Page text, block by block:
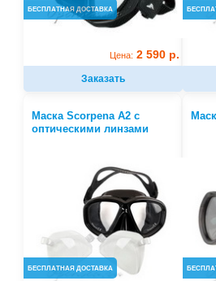
БЕСПЛАТНАЯ ДОСТАВКА
Цена: 2 590 р.
Заказать
Маска Scorpena A2 c
оптическими линзами
БЕСПЛАТНАЯ ДОСТАВКА